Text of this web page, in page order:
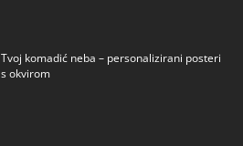
Tvoj komadić neba – personalizirani posteri
s okvirom